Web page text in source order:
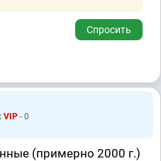
Спросить
VIP - 0
(примерно 2000 г.)